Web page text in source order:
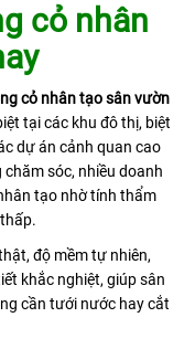
cỏ nhân
cỏ nhân tạo sân vườn
tại các khu đô thị, biệt
dự án cảnh quan cao
sóc, nhiều doanh
tạo nhờ tính thẩm
độ mềm tự nhiên,
khắc nghiệt, giúp sân
cần tưới nước hay cắt